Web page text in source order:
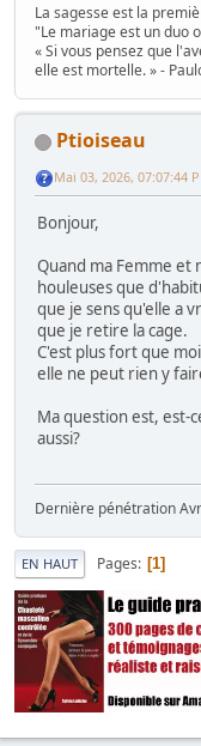
La sagesse est la
"Le mariage est un duo
« Si vous pensez que
elle est mortelle. » -
Ptioiseau
Mai 03, 2026, 07:07:44
Bonjour,
Quand ma Femme et
houleuses que
que je sens qu'elle a
que je retire la cage.
C'est plus fort que
elle ne peut rien y
Ma question est, est-
aussi?
Dernière pénétration
EN HAUT Pages 1